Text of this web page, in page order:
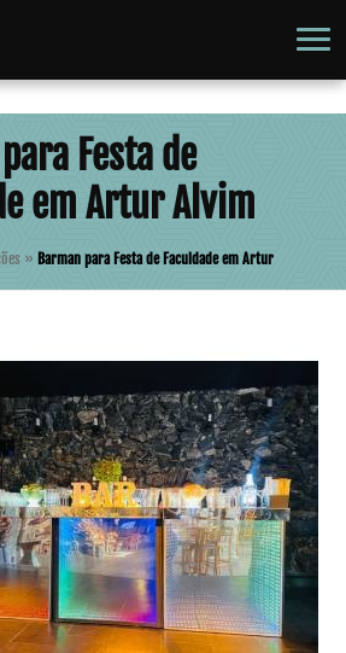
Festa de
em Artur Alvim
» Barman para Festa de Faculdade em Artur